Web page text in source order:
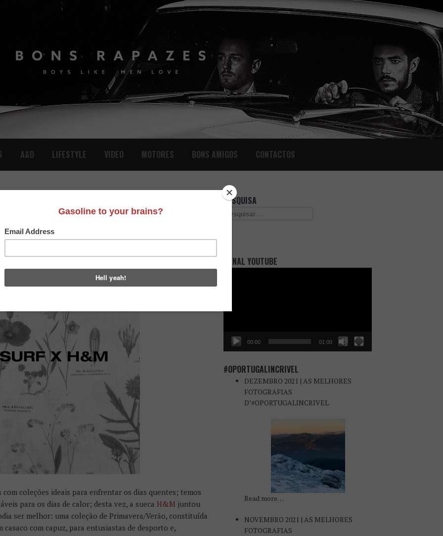
A&D LIFESTYLE VIDEO MOTORES BONS AMIGOS CONTACTOS
coleções ideais para enfrentar os dias quentes; temos
para os dias de calor; desta vez, a sueca H&M juntou
ser melhor: uma coleção de Primavera/Verão, constituída
com capuz, para entusiastas de desporto e,
PESQUISA
Search
CANAL YOUTUBE
00:00 01:00
#OPORTUGALINCRIVEL
DEZEMBRO 2021 | AS MELHORES
FOTOGRAFIAS
D’#OPORTUGALINCRIVEL
Read more…
NOVEMBRO 2021 | AS MELHORES
FOTOGRAFIAS